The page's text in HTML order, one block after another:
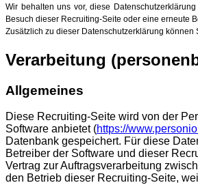
Wir behalten uns vor, diese
Besuch dieser Recruiting-Seite oder eine erneute
Zusätzlich zu dieser Datenschutzerklärung
Verarbeitung
Allgemeines
Diese Recruiting-Seite wird von der
Software anbietet (https://
Datenbank gespeichert. Für diese
Betreiber der Software und dieser
Vertrag zur Auftragsverarbeitung
den Betrieb dieser Recruiting-Seite,